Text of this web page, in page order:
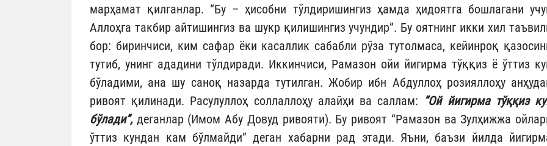
марҳамат қилганлар. “Бу – ҳисобни тўлдиришингиз ҳамда ҳидоятга бошлагани
Аллоҳга такбир айтишингиз ва шукр қилишингиз учундир”. Бу оятнинг икки хил
бор: биринчиси, ким сафар ёки касаллик сабабли рўза тутолмаса, кейинроқ
тутиб, унинг ададини тўлдиради. Иккинчиси, Рамазон ойи йигирма тўққиз ё ўттиз
бўладими, ана шу саноқ назарда тутилган. Жобир ибн Абдуллоҳ розияллоҳу
ривоят қилинади. Расулуллоҳ соллаллоҳу алайҳи ва саллам: “Ой йигирма тўққиз
бўлади”,деганлар (Имом Абу Довуд ривояти). Бу ривоят “Рамазон ва Зулҳижжа
ўттиз кундан кам бўлмайди” деган хабарни рад этади. Яъни, баъзи йилда